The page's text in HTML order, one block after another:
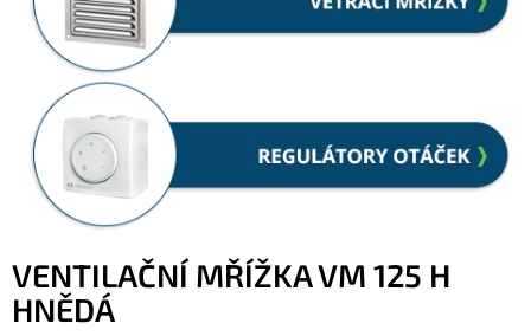
VENTILAČNÍ MŘÍŽKA VM 125 H
HNĚDÁ